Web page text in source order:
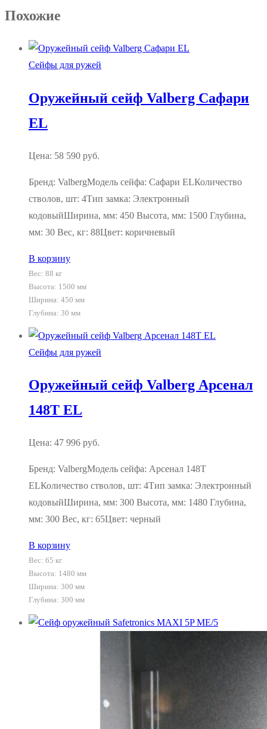
Похожие
Сейфы для ружей
Оружейный сейф Valberg Сафари
EL
Цена: 58 590 руб.
Бренд: ValbergМодель сейфа: Сафари ELКоличество
стволов, шт: 4Тип замка: Электронный
кодовыйШирина, мм: 450 Высота, мм: 1500 Глубина,
мм: 30 Вес, кг: 88Цвет: коричневый
В корзину
Вес: 88 кг
Высота: 1500 мм
Ширина: 450 мм
Глубина: 30 мм
Сейфы для ружей
Оружейный сейф Valberg Арсенал
148Т EL
Цена: 47 996 руб.
Бренд: ValbergМодель сейфа: Арсенал 148Т
ELКоличество стволов, шт: 4Тип замка: Электронный
кодовыйШирина, мм: 300 Высота, мм: 1480 Глубина,
мм: 300 Вес, кг: 65Цвет: черный
В корзину
Вес: 65 кг
Высота: 1480 мм
Ширина: 300 мм
Глубина: 300 мм